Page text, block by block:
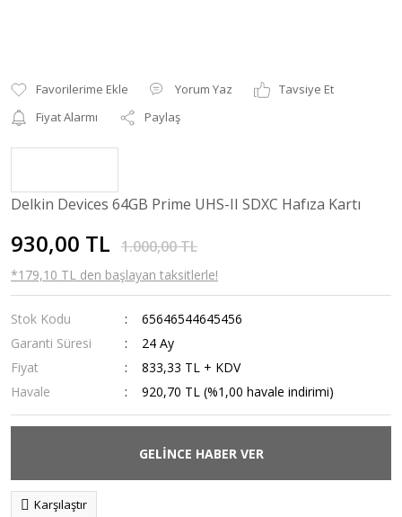
Yorum Yaz
Tavsiye Et
Fiyat Alarmı
Paylaş
Delkin Devices 64GB Prime UHS-II SDXC Hafıza Kartı
930,00 TL 1.000,00 TL
*179,10 TL den başlayan taksitlerle!
Stok Kodu
65646544645456
Garanti Süresi
24 Ay
Fiyat
833,33 TL + KDV
Havale
920,70 TL (%1,00 havale indirimi)
GELİNCE HABER VER
Karşılaştır